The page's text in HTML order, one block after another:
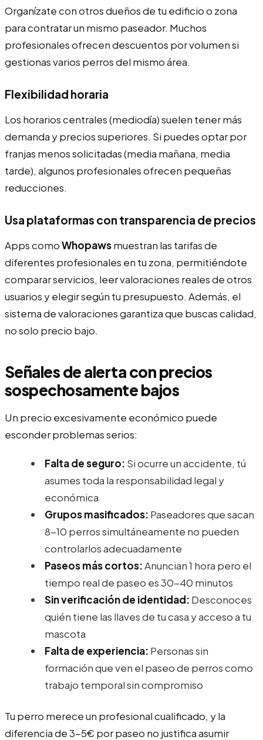
Organízate con otros dueños de tu edificio o zona
para contratar un mismo paseador. Muchos
profesionales ofrecen descuentos por volumen si
gestionas varios perros del mismo área.
Flexibilidad horaria
Los horarios centrales (mediodía) suelen tener más
demanda y precios superiores. Si puedes optar por
franjas menos solicitadas (media mañana, media
tarde), algunos profesionales ofrecen pequeñas
reducciones.
Usa plataformas con transparencia de precios
Apps comoWhopawsmuestran las tarifas de
diferentes profesionales en tu zona, permitiéndote
comparar servicios, leer valoraciones reales de otros
usuarios y elegir según tu presupuesto. Además, el
sistema de valoraciones garantiza que buscas calidad,
no solo precio bajo.
Señales de alerta con precios
sospechosamente bajos
Un precio excesivamente económico puede
esconder problemas serios:
Falta de seguro: Si ocurre un accidente, tú
asumes toda la responsabilidad legal y
económica
Grupos masificados: Paseadores que sacan
8-10 perros simultáneamente no pueden
controlarlos adecuadamente
Paseos más cortos:Anuncian 1 hora pero el
tiempo real de paseo es 30-40 minutos
Sin verificación de identidad: Desconoces
quién tiene las llaves de tu casa y acceso a tu
mascota
Falta de experiencia: Personas sin
formación que ven el paseo de perros como
trabajo temporal sin compromiso
Tu perro merece un profesional cualificado, y la
diferencia de 3-5€ por paseo no justifica asumir